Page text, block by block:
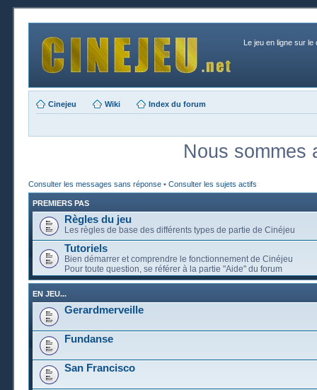
Le jeu en ligne sur le
Cinejeu Wiki Index du forum
Nous sommes
Consulter les messages sans réponse • Consulter les sujets actifs
PREMIERS PAS
Règles du jeu
Les règles de base des différents types de partie de Cinéjeu
Tutoriels
Bien démarrer et comprendre le fonctionnement de Cinéjeu
Pour toute question, se référer à la partie "Aide" du forum
EN JEU...
Gerardmerveille
Fundanse
San Francisco